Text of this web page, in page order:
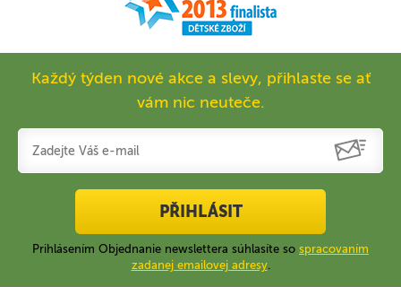
Každý týden nové akce a slevy, přihlaste se ať
vám nic neuteče.
PŘIHLÁSIT
Prihlásením Objednanie newslettera súhlasíte so spracovaním
zadanej emailovej adresy.